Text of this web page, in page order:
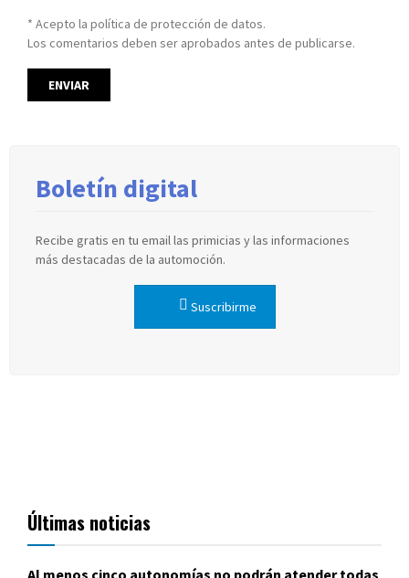
* Acepto la política de protección de datos.
Los comentarios deben ser aprobados antes de publicarse.
Boletín digital
Recibe gratis en tu email las primicias y las informaciones
más destacadas de la automoción.
Suscribirme
Últimas noticias
Al menos cinco autonomías no podrán atender todas